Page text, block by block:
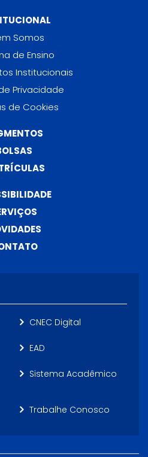
Somos
de Ensino
Institucionais
Privacidade
de Cookies
CNEC Digital
EAD
Sistema Acadêmico
Trabalhe Conosco